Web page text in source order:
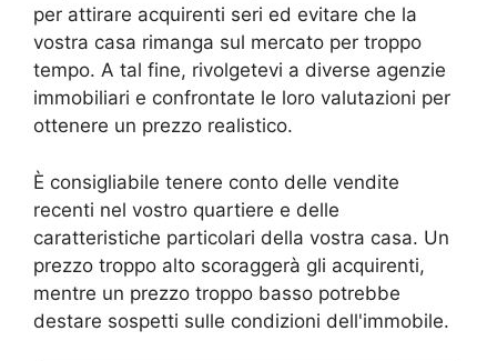
per attirare acquirenti seri ed evitare che la
vostra casa rimanga sul mercato per troppo
tempo. A tal fine, rivolgetevi a diverse agenzie
immobiliari e confrontate le loro valutazioni per
ottenere un prezzo realistico.
È consigliabile tenere conto delle vendite
recenti nel vostro quartiere e delle
caratteristiche particolari della vostra casa. Un
prezzo troppo alto scoraggerà gli acquirenti,
mentre un prezzo troppo basso potrebbe
destare sospetti sulle condizioni dell'immobile.